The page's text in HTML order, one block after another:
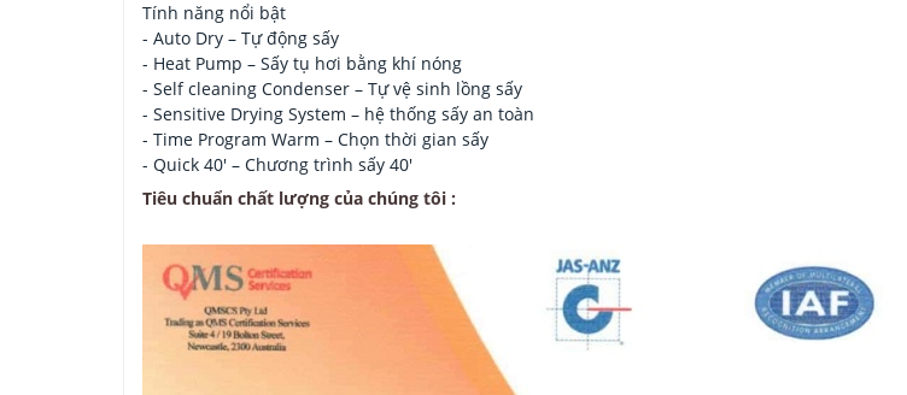
Tính năng nổi bật
- Auto Dry – Tự động sấy
- Heat Pump – Sấy tụ hơi bằng khí nóng
- Self cleaning Condenser – Tự vệ sinh lồng sấy
- Sensitive Drying System – hệ thống sấy an toàn
- Time Program Warm – Chọn thời gian sấy
- Quick 40′ – Chương trình sấy 40′
Tiêu chuẩn chất lượng của chúng tôi :